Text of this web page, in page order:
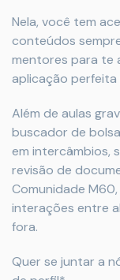
Nela, você tem
conteúdos
mentores para te
aplicação perfeita
Além de aulas
buscador de
em intercâmbios,
revisão de
Comunidade
interações entre
fora.
Quer se juntar a